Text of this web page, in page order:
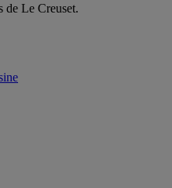
de Le Creuset.